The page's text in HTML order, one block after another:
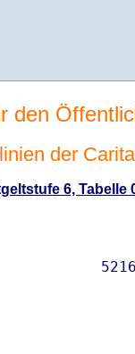
den
der
6, Tabelle